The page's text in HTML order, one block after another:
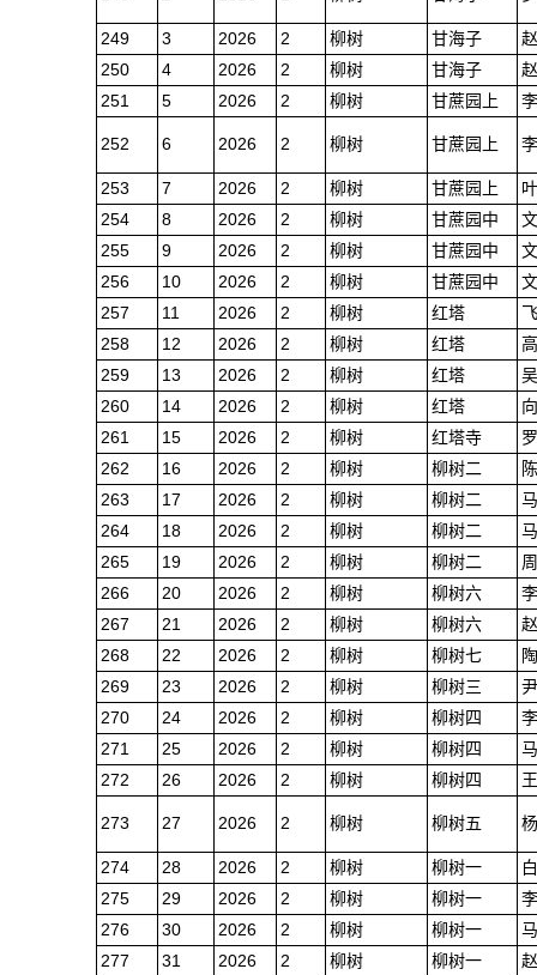
249 3 2026 2 柳树 甘海子
250
4 2026 2 柳树 甘海子
251
5 2026 2 柳树 甘蔗园上
252 6 2026 2 柳树 甘蔗园上
253 7 2026 2 柳树 甘蔗园上
254
8 2026 2 柳树 甘蔗园中
255
9 2026 2 柳树 甘蔗园中
256
10 2026 2 柳树 甘蔗园中
257
11 2026 2 柳树 红塔
258
12 2026 2 柳树 红塔
259
13 2026 2 柳树 红塔
260
14 2026 2 柳树 红塔
261
15 2026 2 柳树 红塔寺
262
16 2026 2 柳树 柳树二
263
17 2026 2 柳树 柳树二
264
18 2026 2 柳树 柳树二
265
19 2026 2 柳树 柳树二
266
20 2026 2 柳树 柳树六
267
21 2026 2 柳树 柳树六
268
22 2026 2 柳树 柳树七
269
23 2026 2 柳树 柳树三
270
24 2026 2 柳树 柳树四
271
25 2026 2 柳树 柳树四
272
26 2026 2 柳树 柳树四
273 27 2026 2 柳树 柳树五
274 28 2026 2 柳树 柳树一
275
29 2026 2 柳树 柳树一
276
30 2026 2 柳树 柳树一
277
31 2026 2 柳树 柳树一